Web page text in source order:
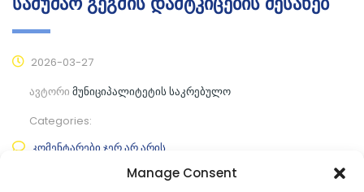
Manage Consent
2026-03-27
ავტორი მუნიციპალიტეტის საკრებულო
Categories:
კომენტარები ჯერ არ არის